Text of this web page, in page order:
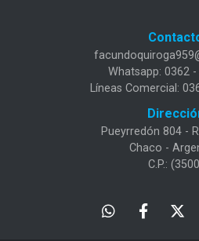
Whatsapp: 0362
Líneas Comercial:
Pueyrredón 804 -
Chaco -
C.P.: